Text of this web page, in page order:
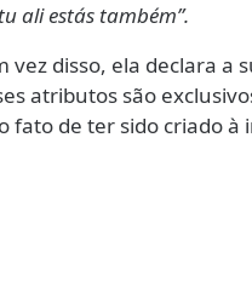
ali estás também”.
disso, ela declara a
atributos são
de ter sido criado à